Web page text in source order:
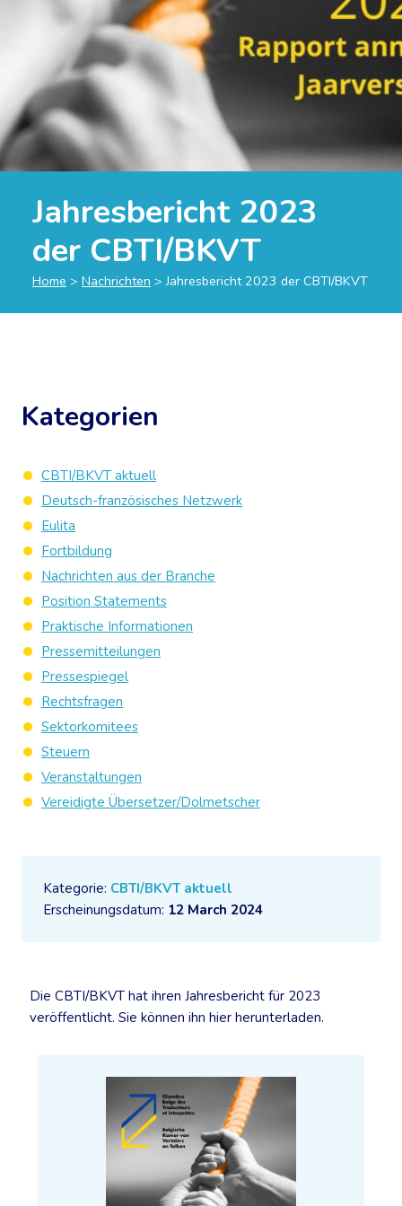
Jahresbericht 2023
der CBTI/BKVT
Home > Nachrichten >Jahresbericht 2023 der CBTI/BKVT
Kategorie: CBTI/BKVT aktuell
Erscheinungsdatum: 12 March 2024
Die CBTI/BKVT hat ihren Jahresbericht für 2023
veröffentlicht. Sie können ihn hier herunterladen.
Kategorien
CBTI/BKVT aktuell
Deutsch-französisches Netzwerk
Eulita
Fortbildung
Nachrichten aus der Branche
Position Statements
Praktische Informationen
Pressemitteilungen
Pressespiegel
Rechtsfragen
Sektorkomitees
Steuern
Veranstaltungen
Vereidigte Übersetzer/Dolmetscher